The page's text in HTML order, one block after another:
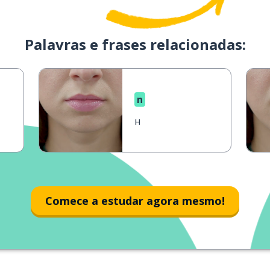
Palavras e frases relacionadas:
n
н
Comece a estudar agora mesmo!